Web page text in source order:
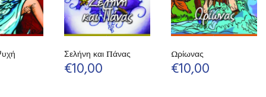
Σελήνη και Πάνας
€10,00
Ωρίωνας
€10,00